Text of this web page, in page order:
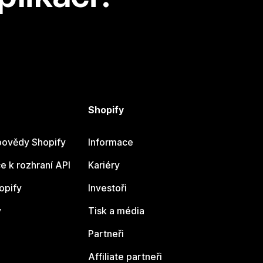
Shopify
k rozhraní API
Shopify
Informace
Kariéry
Investoři
Tisk a média
Partneři
Affiliate partneři